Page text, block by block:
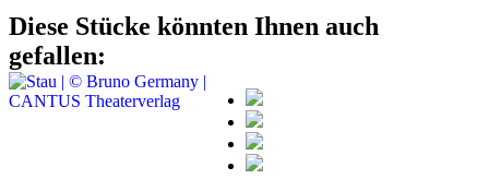
Diese Stücke könnten Ihnen auch
gefallen: